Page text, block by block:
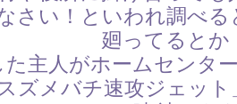
さい！といわれ調べ
廻ってるとか
た主人がホームセンタ
ズメバチ速攻ジェッ